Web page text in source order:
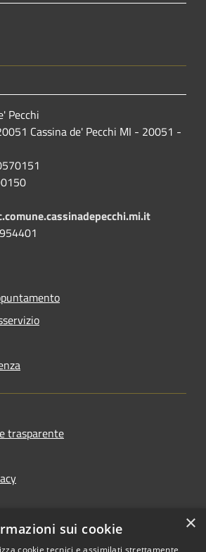
Pecchi
Cassina de' Pecchi MI - 20051 -
trasparente
×
sui cookie
cookie tecnici e assimilati strettamente